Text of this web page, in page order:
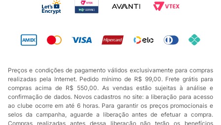
Preços e condições de pagamento válidos exclusivamente para compras
realizadas pela Internet. Pedido mínimo de R$ 99,00. Frete grátis para
compras acima de R$ 550,00. As vendas estão sujeitas à análise e
confirmação de dados. Novos cadastros no site: a liberação para acesso
ao clube ocorre em até 6 horas. Para garantir os preços promocionais e
selos da campanha, aguarde a liberação antes de efetuar a compra.
Compras realizadas antes dessa liberação não terão os benefícios